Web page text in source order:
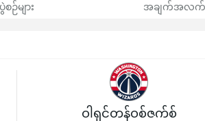
ပွဲစဉ်များ အချက်အလက်မ
ဝါရှင်တန်ဝစ်ဇက်စ်